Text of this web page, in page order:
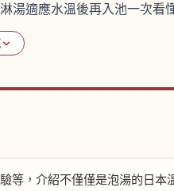
湯適應水溫後再入池一次看
等，介紹不僅僅是泡湯的日本